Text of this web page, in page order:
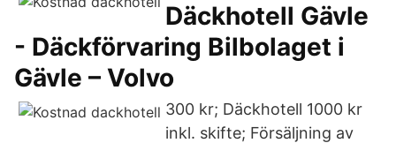
Däckhotell Gävle
- Däckförvaring Bilbolaget i
Gävle – Volvo
300 kr; Däckhotell 1000 kr
inkl. skifte; Försäljning av